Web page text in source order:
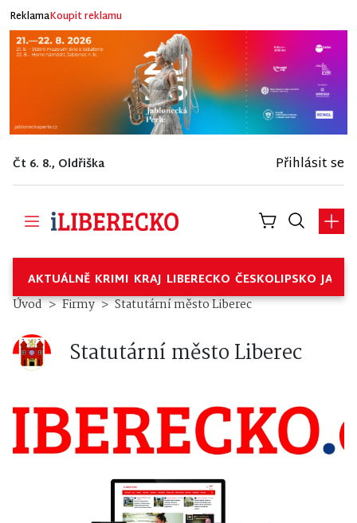
ReklamaKoupit reklamu
Čt 6. 8., Oldřiška Přihlásit se
AKTUÁLNĚ KRIMI KRAJ LIBERECKO ČESKOLIPSKO
Statutární město Liberec –
Úvod Firmy Statutární město Liberec
Statutární město Liberec